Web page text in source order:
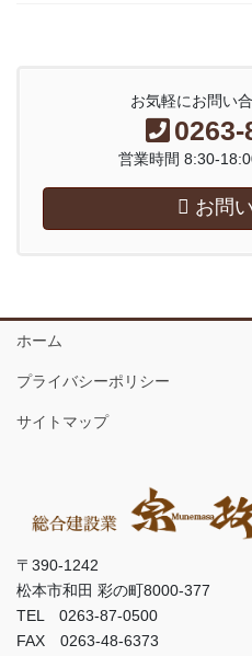
お気軽にお問い
0263-
営業時間 8:30-
お問
ホーム
プライバシーポリシー
サイトマップ
〒390-1242
松本市和田 彩の町8000-377
TEL 0263-87-0500
FAX 0263-48-6373